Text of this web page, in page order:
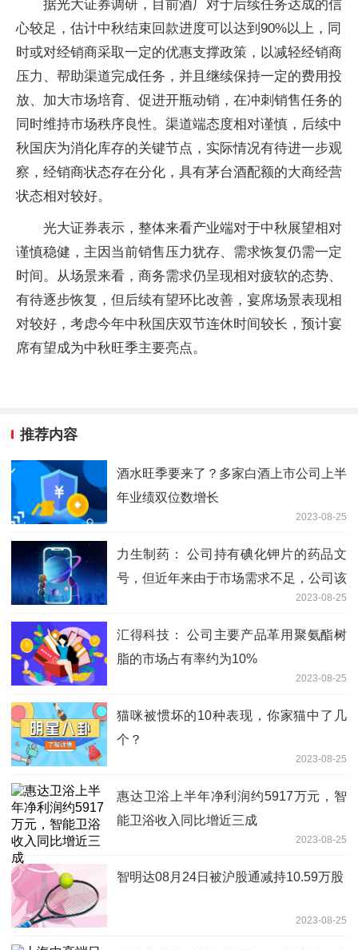
据光大证券调研，目前酒厂对于后续任务达成的信
心较足，估计中秋结束回款进度可以达到90%以上，同
时或对经销商采取一定的优惠支撑政策，以减轻经销商
压力、帮助渠道完成任务，并且继续保持一定的费用投
放、加大市场培育、促进开瓶动销，在冲刺销售任务的
同时维持市场秩序良性。渠道端态度相对谨慎，后续中
秋国庆为消化库存的关键节点，实际情况有待进一步观
察，经销商状态存在分化，具有茅台酒配额的大商经营
状态相对较好。
光大证券表示，整体来看产业端对于中秋展望相对
谨慎稳健，主因当前销售压力犹存、需求恢复仍需一定
时间。从场景来看，商务需求仍呈现相对疲软的态势、
有待逐步恢复，但后续有望环比改善，宴席场景表现相
对较好，考虑今年中秋国庆双节连休时间较长，预计宴
席有望成为中秋旺季主要亮点。
推荐内容
酒水旺季要来了？多家白酒上市公司上半
年业绩双位数增长
2023-08-25
力生制药： 公司持有碘化钾片的药品文
号，但近年来由于市场需求不足，公司该
2023-08-25
汇得科技： 公司主要产品革用聚氨酯树
脂的市场占有率约为10%
2023-08-25
猫咪被惯坏的10种表现，你家猫中了几
个？
2023-08-25
惠达卫浴上半年净利润约5917万元，智
能卫浴收入同比增近三成
2023-08-25
智明达08月24日被沪股通减持10.59万股
2023-08-25